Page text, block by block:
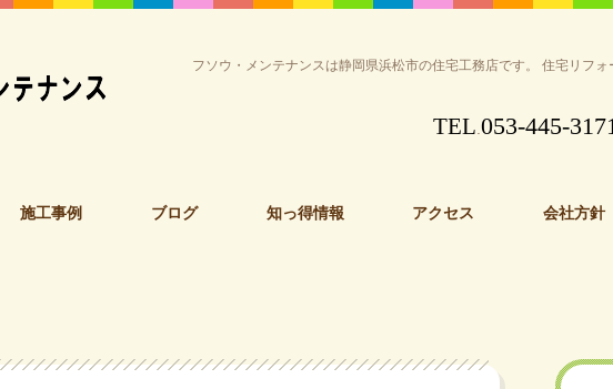
フソウ・メンテナンスは静岡県浜松市の住宅工務店です。 住宅リフ
TEL 053-445-3171
施工事例 ブログ 知っ得情報 アクセス 会社方針